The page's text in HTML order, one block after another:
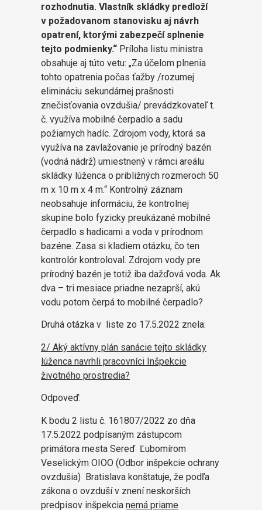
rozhodnutia. Vlastník skládky predloží
v požadovanom stanovisku aj návrh
opatrení, ktorými zabezpečí splnenie
tejto podmienky.“ Príloha listu ministra
obsahuje aj túto vetu: „Za účelom plnenia
tohto opatrenia počas ťažby /rozumej
elimináciu sekundárnej prašnosti
znečisťovania ovzdušia/ prevádzkovateľ t.
č. využíva mobilné čerpadlo a sadu
požiarnych hadíc. Zdrojom vody, ktorá sa
využíva na zavlažovanie je prírodný bazén
(vodná nádrž) umiestnený v rámci areálu
skládky lúženca o približných rozmeroch 50
m x 10 m x 4 m.“ Kontrolný záznam
neobsahuje informáciu, že kontrolnej
skupine bolo fyzicky preukázané mobilné
čerpadlo s hadicami a voda v prírodnom
bazéne. Zasa si kladiem otázku, čo ten
kontrolór kontroloval. Zdrojom vody pre
prírodný bazén je totiž iba dažďová voda. Ak
dva – tri mesiace priadne nezaprší, akú
vodu potom čerpá to mobilné čerpadlo?
Druhá otázka v liste zo 17.5.2022 znela:
2/ Aký aktívny plán sanácie tejto skládky
lúženca navrhli pracovníci Inšpekcie
životného prostredia?
Odpoveď:
K bodu 2 listu č. 161807/2022 zo dňa
17.5.2022 podpísaným zástupcom
primátora mesta Sereď Ľubomírom
Veselickým OIOO (Odbor inšpekcie ochrany
ovzdušia) Bratislava konštatuje, že podľa
zákona o ovzduší v znení neskorších
predpisov inšpekcia nemá priame